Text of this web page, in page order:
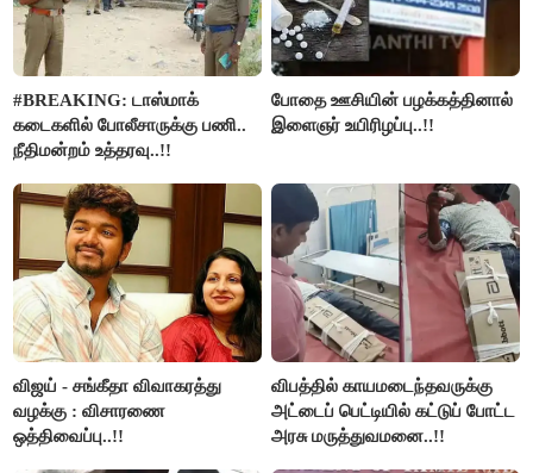
#BREAKING: டாஸ்மாக்
கடைகளில் போலீசாருக்கு பணி..
நீதிமன்றம் உத்தரவு..!!
போதை ஊசியின் பழக்கத்தினால்
இளைஞர் உயிரிழப்பு..!!
விஜய் - சங்கீதா விவாகரத்து
வழக்கு : விசாரணை
ஒத்திவைப்பு..!!
விபத்தில் காயமடைந்தவருக்கு
அட்டைப் பெட்டியில் கட்டுப் போட்ட
அரசு மருத்துவமனை..!!